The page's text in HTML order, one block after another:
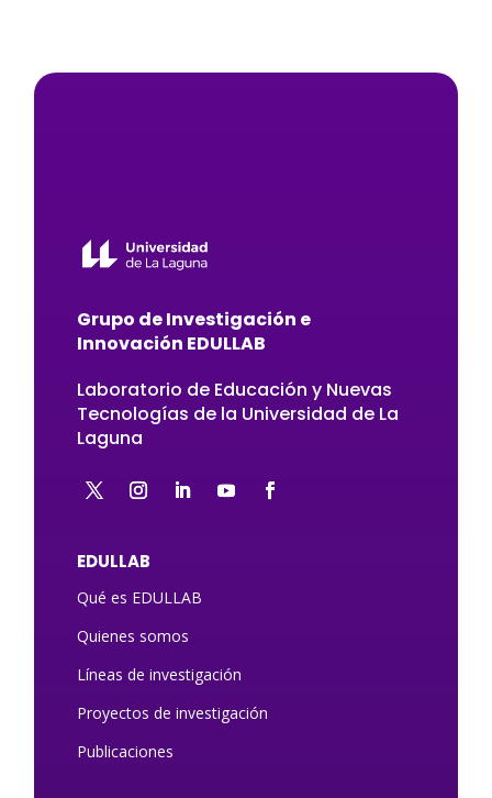
Grupo de Investigación e
Innovación EDULLAB
Laboratorio de Educación y Nuevas
Tecnologías de la Universidad de La
Laguna
EDULLAB
Qué es EDULLAB
Quienes somos
Líneas de investigación
Proyectos de investigación
Publicaciones